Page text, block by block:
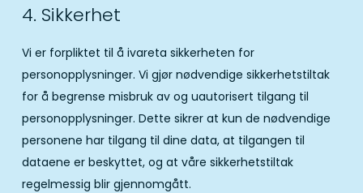
4. Sikkerhet
Vi er forpliktet til å ivareta sikkerheten for
personopplysninger. Vi gjør nødvendige sikkerhetstiltak
for å begrense misbruk av og uautorisert tilgang til
personopplysninger. Dette sikrer at kun de nødvendige
personene har tilgang til dine data, at tilgangen til
dataene er beskyttet, og at våre sikkerhetstiltak
regelmessig blir gjennomgått.